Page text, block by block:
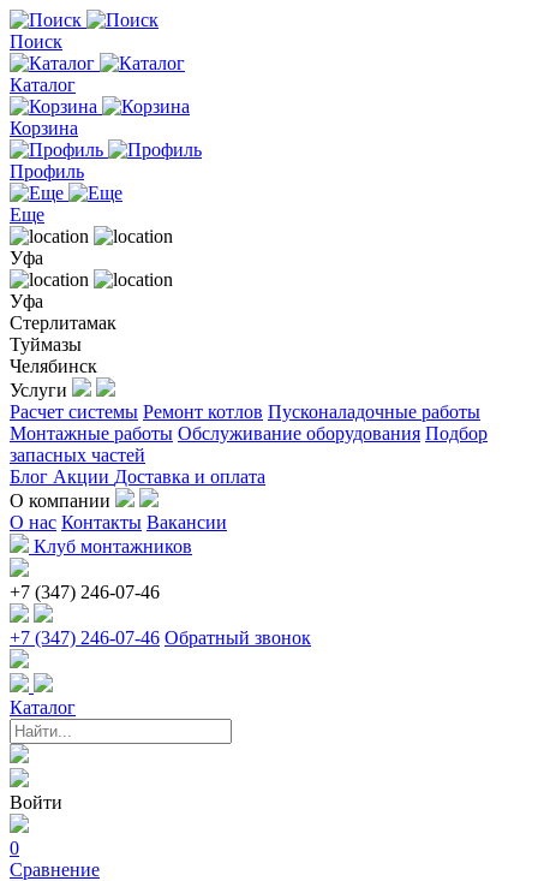
Поиск
Каталог
Корзина
Профиль
Еще
Уфа
Уфа
Стерлитамак
Туймазы
Челябинск
Услуги
Расчет системы Ремонт котлов Пусконаладочные работы
Монтажные работы Обслуживание оборудования Подбор
запасных частей
Блог Акции Доставка и оплата
О компании
О нас Контакты Вакансии
Клуб монтажников
+7 (347) 246-07-46
+7 (347) 246-07-46 Обратный звонок
Каталог
Войти
0
Сравнение